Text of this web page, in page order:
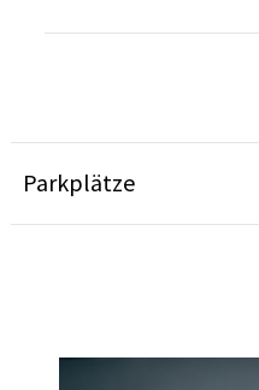
Parkplätze